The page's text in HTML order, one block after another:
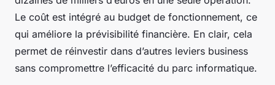
Le coût est intégré au budget de fonctionnement, ce
qui améliore la prévisibilité financière. En clair, cela
permet de réinvestir dans d’autres leviers business
sans compromettre l’efficacité du parc informatique.